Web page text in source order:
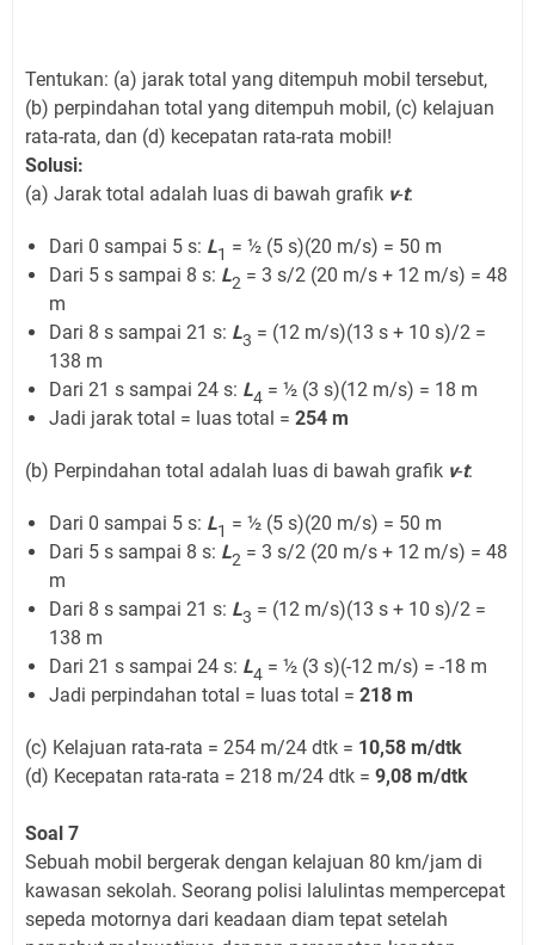
Tentukan: (a) jarak total yang ditempuh mobil tersebut,
(b) perpindahan total yang ditempuh mobil, (c) kelajuan
rata-rata, dan (d) kecepatan rata-rata mobil!
Solusi:
(a) Jarak total adalah luas di bawah grafik v-t:
Dari 0 sampai 5 s: L1 = ½ (5 s)(20 m/s) = 50 m
Dari 5 s sampai 8 s: L2 = 3 s/2 (20 m/s + 12 m/s) = 48
m
Dari 8 s sampai 21 s: L3 = (12 m/s)(13 s + 10 s)/2 =
138 m
Dari 21 s sampai 24 s: L4 = ½ (3 s)(12 m/s) = 18 m
Jadi jarak total = luas total = 254 m
(b) Perpindahan total adalah luas di bawah grafik v-t:
Dari 0 sampai 5 s: L1 = ½ (5 s)(20 m/s) = 50 m
Dari 5 s sampai 8 s: L2 = 3 s/2 (20 m/s + 12 m/s) = 48
m
Dari 8 s sampai 21 s: L3 = (12 m/s)(13 s + 10 s)/2 =
138 m
Dari 21 s sampai 24 s: L4 = ½ (3 s)(-12 m/s) = -18 m
Jadi perpindahan total = luas total = 218 m
(c) Kelajuan rata-rata = 254 m/24 dtk = 10,58 m/dtk
(d) Kecepatan rata-rata = 218 m/24 dtk = 9,08 m/dtk
Soal 7
Sebuah mobil bergerak dengan kelajuan 80 km/jam di
kawasan sekolah. Seorang polisi lalulintas mempercepat
sepeda motornya dari keadaan diam tepat setelah